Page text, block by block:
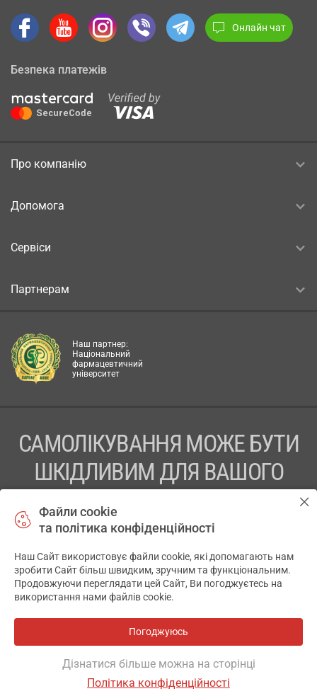
Онлайн чат
Безпека платежів
Про компанію
Допомога
Сервіси
Партнерам
Наш партнер:
Національний
фармацевтичний
університет
САМОЛІКУВАННЯ МОЖЕ БУТИ
ШКІДЛИВИМ ДЛЯ ВАШОГО
ПЕРЕД ЗАСТОСУВАННЯМ ПРЕПАРАТУ ПРОКОНСУЛЬТУЙТЕСЬ
ТОВ «АПТЕКА 911.ЮА» Код ЄДРПОУ 43631965.
Відмова від відповідальності
© 2014-2026. Медична інформаційна система АПТЕКА911.ЮА
Файли cookie
та політика конфіденційності
Наш Сайт використовує файли cookie, які допомагають нам
зробити Сайт більш швидким, зручним та функціональним.
Продовжуючи переглядати цей Сайт, Ви погоджуєтесь на
використання нами файлів cookie.
Погоджуюсь
Дізнатися більше можна на сторінці
Політика конфіденційності
✕